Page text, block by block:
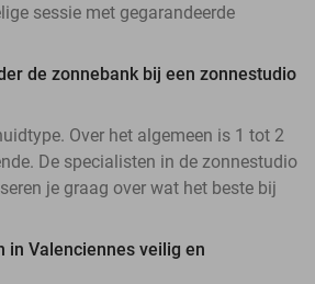
sessie met gegarandeerde
de zonnebank bij een zonnestudio
Over het algemeen is 1 tot 2
De specialisten in de zonnestudio
je graag over wat het beste bij
in Valenciennes veilig en